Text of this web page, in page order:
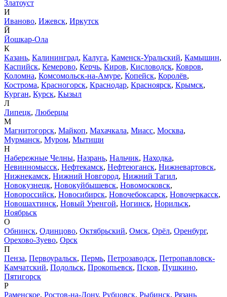
Златоуст
И
Иваново, Ижевск, Иркутск
Й
Йошкар-Ола
К
Казань, Калининград, Калуга, Каменск-Уральский, Камышин,
Каспийск, Кемерово, Керчь, Киров, Кисловодск, Ковров,
Коломна, Комсомольск-на-Амуре, Копейск, Королёв,
Кострома, Красногорск, Краснодар, Красноярск, Крымск,
Курган, Курск, Кызыл
Л
Липецк, Люберцы
М
Магнитогорск, Майкоп, Махачкала, Миасс, Москва,
Мурманск, Муром, Мытищи
Н
Набережные Челны, Назрань, Нальчик, Находка,
Невинномысск, Нефтекамск, Нефтеюганск, Нижневартовск,
Нижнекамск, Нижний Новгород, Нижний Тагил,
Новокузнецк, Новокуйбышевск, Новомосковск,
Новороссийск, Новосибирск, Новочебоксарск, Новочеркасск,
Новошахтинск, Новый Уренгой, Ногинск, Норильск,
Ноябрьск
О
Обнинск, Одинцово, Октябрьский, Омск, Орёл, Оренбург,
Орехово-Зуево, Орск
П
Пенза, Первоуральск, Пермь, Петрозаводск, Петропавловск-
Камчатский, Подольск, Прокопьевск, Псков, Пушкино,
Пятигорск
Р
Раменское, Ростов-на-Дону, Рубцовск, Рыбинск, Рязань